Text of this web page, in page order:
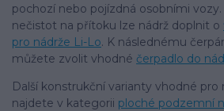
pochozí nebo pojízdná osobními
nečistot na přítoku lze nádrž doplnit o
pro nádrže Li-Lo. K následnému
můžete zvolit vhodné čerpadlo do
Další konstrukční varianty vhodné pro
najdete v kategorii ploché podzemní